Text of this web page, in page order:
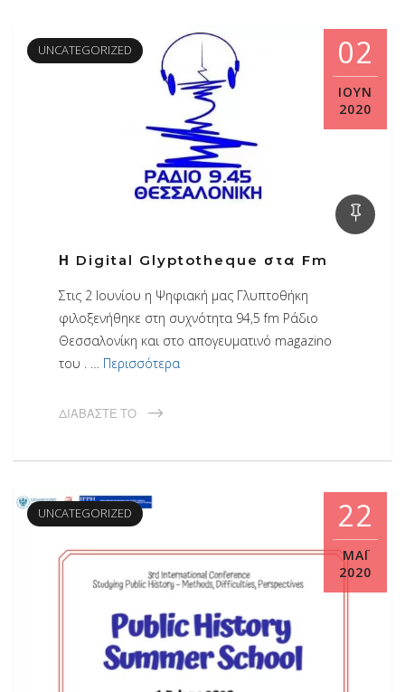
UNCATEGORIZED 02
ΙΟΎΝ
2020
Η Digital Glyptotheque στα Fm
Στις 2 Ιουνίου η Ψηφιακή μας Γλυπτοθήκη
φιλοξενήθηκε στη συχνότητα 94,5 fm Ράδιο
Θεσσαλονίκη και στο απογευματινό magazino
του . … Περισσότερα
ΔΙΑΒΆΣΤΕ ΤΟ
UNCATEGORIZED 22
ΜΑΪ́
2020